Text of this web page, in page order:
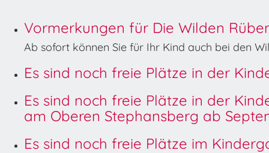
Vormerkungen für Die Wilden
Ab sofort können Sie für Ihr Kind auch bei den
Es sind noch freie Plätze in der
Es sind noch freie Plätze in der
am Oberen Stephansberg ab
Es sind noch freie Plätze im